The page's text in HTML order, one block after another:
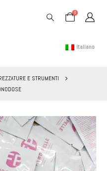
0
Italiano
E STRUMENTI